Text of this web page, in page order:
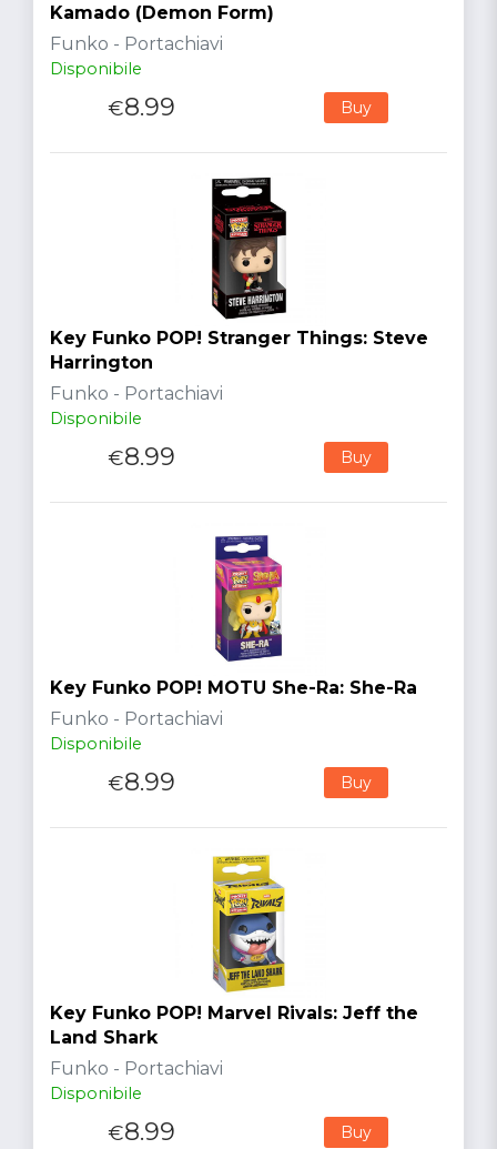
Kamado (Demon Form)
Funko - Portachiavi
Disponibile
€8.99 Buy
Key Funko POP! Stranger Things: Steve
Harrington
Funko - Portachiavi
Disponibile
€8.99 Buy
Key Funko POP! MOTU She-Ra: She-Ra
Funko - Portachiavi
Disponibile
€8.99 Buy
Key Funko POP! Marvel Rivals: Jeff the
Land Shark
Funko - Portachiavi
Disponibile
€8.99 Buy